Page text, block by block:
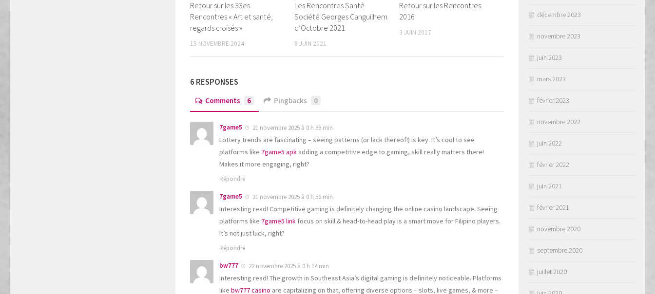
Retour sur les 33es
Rencontres « Art et santé,
regards croisés »
15 NOVEMBRE 2024
Les Rencontres Santé
Société Georges Canguilhem
d’Octobre 2021
8 JUIN 2021
Retour sur les Rencontres
2016
3 JUIN 2017
6 RESPONSES
Comments 6 Pingbacks 0
7game5 21 novembre 2025 à 0 h 56 min
Lottery trends are fascinating – seeing patterns (or lack thereof!) is key. It’s cool to see
platforms like 7game5 apk adding a competitive edge to gaming, skill really matters there!
Makes it more engaging, right?
Répondre
7game5 21 novembre 2025 à 0 h 56 min
Interesting read! Competitive gaming is definitely changing the online casino landscape. Seeing
platforms like 7game5 link focus on skill & head-to-head play is a smart move for Filipino players.
It’s not just luck, right?
Répondre
bw777 22 novembre 2025 à 0 h 14 min
Interesting read! The growth in Southeast Asia’s digital gaming is definitely noticeable. Platforms
like bw777 casino are capitalizing on that, offering diverse options – slots, live games, & more –
décembre 2023
novembre 2023
juin 2023
mars 2023
février 2023
novembre 2022
juin 2022
février 2022
juin 2021
février 2021
novembre 2020
septembre 2020
juillet 2020